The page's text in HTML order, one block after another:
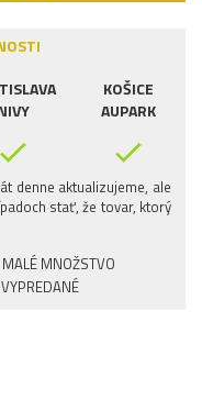
KOŠICE
AUPARK
denne aktualizujeme, ale
stať, že tovar, ktorý
MNOŽSTVO